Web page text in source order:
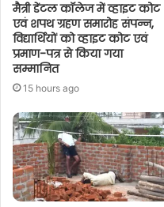
मैत्री डेंटल कॉलेज में व्हाइट कोट
एवं शपथ ग्रहण समारोह संपन्न,
विद्यार्थियों को व्हाइट कोट एवं
प्रमाण-पत्र से किया गया
सम्मानित
15 hours ago